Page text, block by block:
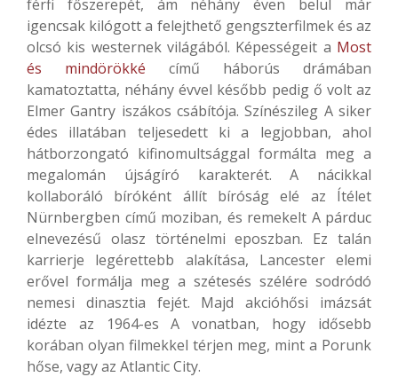
férfi főszerepét, ám néhány éven belül már
igencsak kilógott a felejthető gengszterfilmek és az
olcsó kis westernek világából. Képességeit a Most
és mindörökké című háborús drámában
kamatoztatta, néhány évvel később pedig ő volt az
Elmer Gantry iszákos csábítója. Színészileg A siker
édes illatában teljesedett ki a legjobban, ahol
hátborzongató kifinomultsággal formálta meg a
megalomán újságíró karakterét. A nácikkal
kollaboráló bíróként állít bíróság elé az Ítélet
Nürnbergben című moziban, és remekelt A párduc
elnevezésű olasz történelmi eposzban. Ez talán
karrierje legérettebb alakítása, Lancester elemi
erővel formálja meg a szétesés szélére sodródó
nemesi dinasztia fejét. Majd akcióhősi imázsát
idézte az 1964-es A vonatban, hogy idősebb
korában olyan filmekkel térjen meg, mint a Porunk
hőse, vagy az Atlantic City.